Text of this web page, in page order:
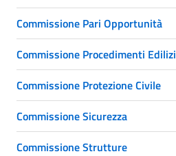
Commissione Pari Opportunità
Commissione Procedimenti Edilizi
Commissione Protezione Civile
Commissione Sicurezza
Commissione Strutture